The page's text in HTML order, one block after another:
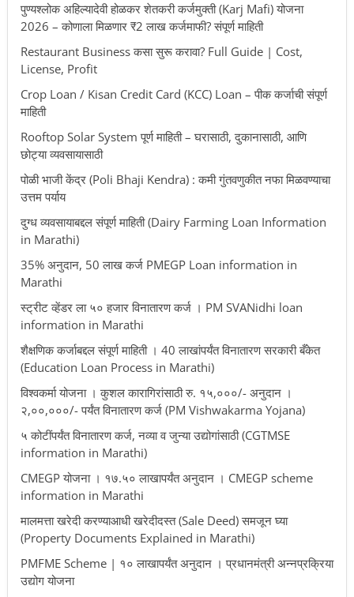
पुण्यश्लोक अहिल्यादेवी होळकर शेतकरी कर्जमुक्ती (Karj Mafi) योजना
2026 – कोणाला मिळणार ₹2 लाख कर्जमाफी? संपूर्ण माहिती
Restaurant Business कसा सुरू करावा? Full Guide | Cost,
License, Profit
Crop Loan / Kisan Credit Card (KCC) Loan – पीक कर्जाची संपूर्ण
माहिती
Rooftop Solar System पूर्ण माहिती – घरासाठी, दुकानासाठी, आणि
छोट्या व्यवसायासाठी
पोळी भाजी केंद्र (Poli Bhaji Kendra) : कमी गुंतवणुकीत नफा मिळवण्याचा
उत्तम पर्याय
दुग्ध व्यवसायाबद्दल संपूर्ण माहिती (Dairy Farming Loan Information
in Marathi)
35% अनुदान, 50 लाख कर्ज PMEGP Loan information in
Marathi
स्ट्रीट व्हेंडर ला ५० हजार विनातारण कर्ज । PM SVANidhi loan
information in Marathi
शैक्षणिक कर्जाबद्दल संपूर्ण माहिती । 40 लाखांपर्यंत विनातारण सरकारी बँकेत
(Education Loan Process in Marathi)
विश्वकर्मा योजना । कुशल कारागिरांसाठी रु. १५,०००/- अनुदान ।
२,००,०००/- पर्यंत विनातारण कर्ज (PM Vishwakarma Yojana)
५ कोटींपर्यंत विनातारण कर्ज, नव्या व जुन्या उद्योगांसाठी (CGTMSE
information in Marathi)
CMEGP योजना । १७.५० लाखापर्यंत अनुदान । CMEGP scheme
information in Marathi
मालमत्ता खरेदी करण्याआधी खरेदीदस्त (Sale Deed) समजून घ्या
(Property Documents Explained in Marathi)
PMFME Scheme | १० लाखापर्यंत अनुदान । प्रधानमंत्री अन्नप्रक्रिया
उद्योग योजना